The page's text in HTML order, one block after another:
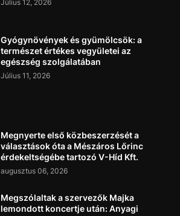
Július 12, 2026
Gyógynövények és gyümölcsök: a
természet értékes vegyületei az
egészség szolgálatában
Július 11, 2026
Megnyerte első közbeszerzését a
választások óta a Mészáros Lőrinc
érdekeltségébe tartozó V-Híd Kft.
augusztus 06, 2026
Megszólaltak a szervezők Majka
lemondott koncertje után: Anyagi